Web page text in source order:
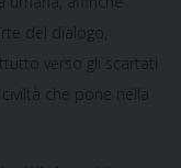
del dialogo,
verso gli scartati
che pone nella